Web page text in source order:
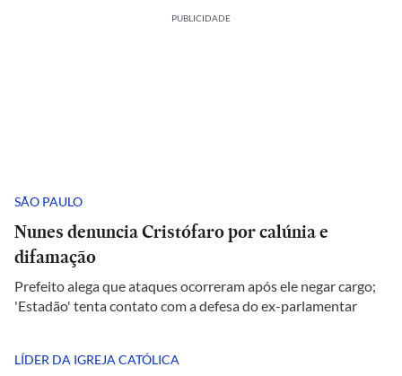
PUBLICIDADE
SÃO PAULO
Nunes denuncia Cristófaro por calúnia e
difamação
Prefeito alega que ataques ocorreram após ele negar cargo;
'Estadão' tenta contato com a defesa do ex-parlamentar
LÍDER DA IGREJA CATÓLICA